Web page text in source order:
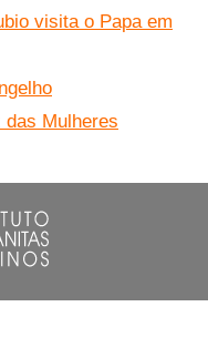
visita o Papa em
Mulheres